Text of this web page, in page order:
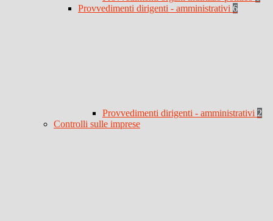
Provvedimenti dirigenti - amministrativi 6
Provvedimenti dirigenti - amministrativi 2
Controlli sulle imprese